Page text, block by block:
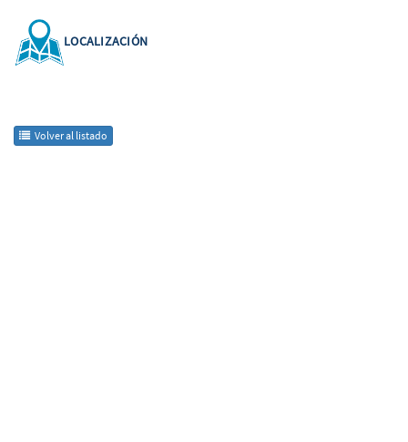
LOCALIZACIÓN
Volver al listado